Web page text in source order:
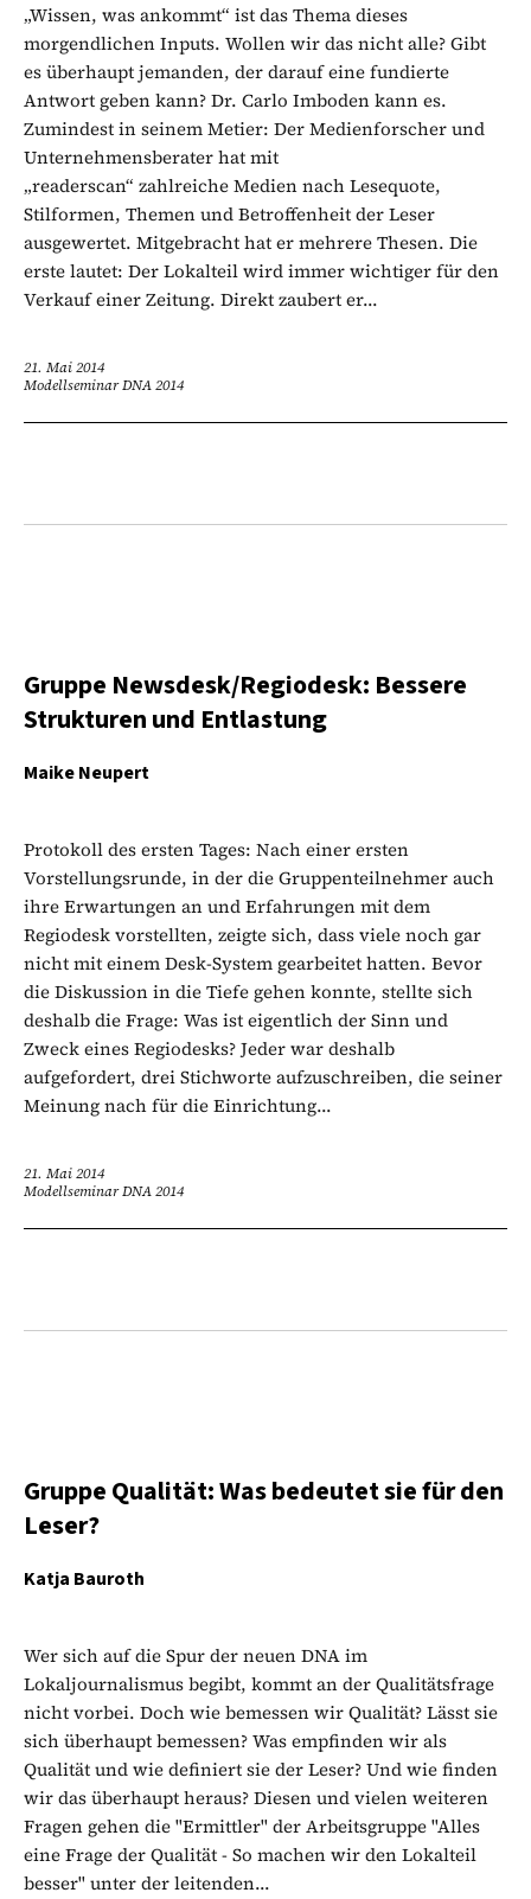
„Wissen, was ankommt“ ist das Thema dieses
morgendlichen Inputs. Wollen wir das nicht alle? Gibt
es überhaupt jemanden, der darauf eine fundierte
Antwort geben kann? Dr. Carlo Imboden kann es.
Zumindest in seinem Metier: Der Medienforscher und
Unternehmensberater hat mit
„readerscan“ zahlreiche Medien nach Lesequote,
Stilformen, Themen und Betroffenheit der Leser
ausgewertet. Mitgebracht hat er mehrere Thesen. Die
erste lautet: Der Lokalteil wird immer wichtiger für den
Verkauf einer Zeitung. Direkt zaubert er...
21. Mai 2014
Modellseminar DNA 2014
Gruppe Newsdesk/Regiodesk: Bessere
Strukturen und Entlastung
Maike Neupert
Protokoll des ersten Tages: Nach einer ersten
Vorstellungsrunde, in der die Gruppenteilnehmer auch
ihre Erwartungen an und Erfahrungen mit dem
Regiodesk vorstellten, zeigte sich, dass viele noch gar
nicht mit einem Desk-System gearbeitet hatten. Bevor
die Diskussion in die Tiefe gehen konnte, stellte sich
deshalb die Frage: Was ist eigentlich der Sinn und
Zweck eines Regiodesks? Jeder war deshalb
aufgefordert, drei Stichworte aufzuschreiben, die seiner
Meinung nach für die Einrichtung...
21. Mai 2014
Modellseminar DNA 2014
Gruppe Qualität: Was bedeutet sie für den
Leser?
Katja Bauroth
Wer sich auf die Spur der neuen DNA im
Lokaljournalismus begibt, kommt an der Qualitätsfrage
nicht vorbei. Doch wie bemessen wir Qualität? Lässt sie
sich überhaupt bemessen? Was empfinden wir als
Qualität und wie definiert sie der Leser? Und wie finden
wir das überhaupt heraus? Diesen und vielen weiteren
Fragen gehen die "Ermittler" der Arbeitsgruppe "Alles
eine Frage der Qualität - So machen wir den Lokalteil
besser" unter der leitenden...